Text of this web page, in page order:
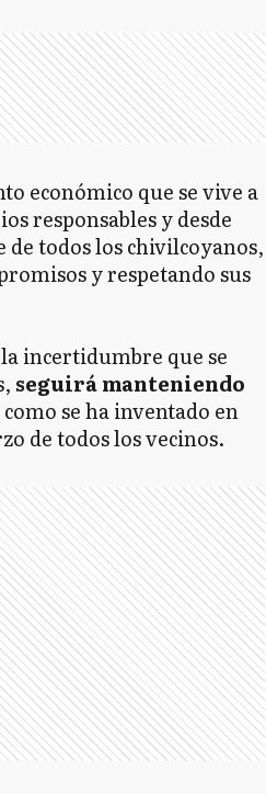
económico que se vive a
responsables y desde
de todos los chivilcoyanos,
y respetando sus
incertidumbre que se
seguirá manteniendo
se ha inventado en
de todos los vecinos.